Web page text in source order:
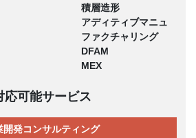
積層造形
アディティブマニュ
ファクチャリング
DFAM
MEX
応可能サービス
開発コンサルティング